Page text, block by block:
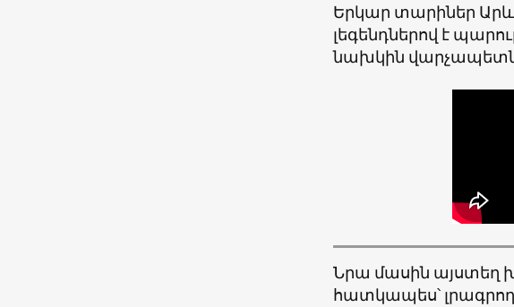
Երկար տարիներ
լեգենդներով է
նախկին վարչապետն
Նրա մասին այստեղ
հատկապես՝